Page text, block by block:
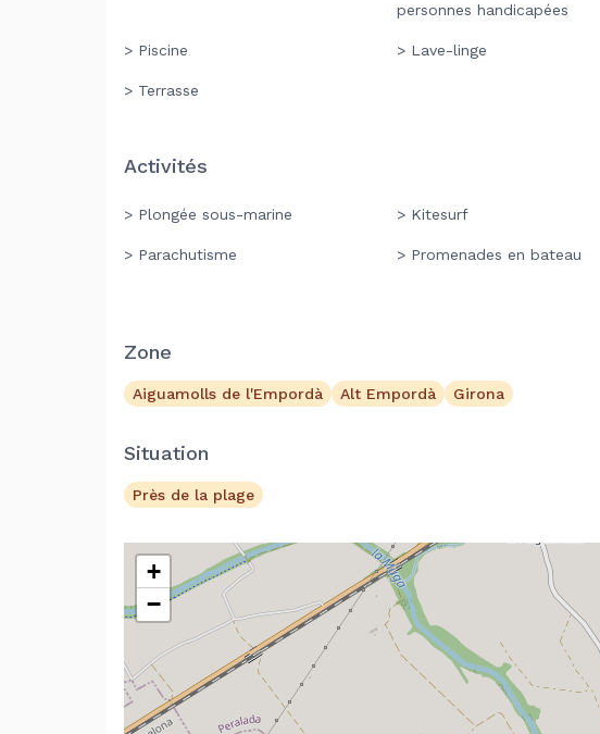
personnes handicapées
> Piscine > Lave-linge
> Terrasse
Activités
> Plongée sous-marine > Kitesurf
> Parachutisme > Promenades en bateau
Zone
Aiguamolls de l'Empordà Alt Empordà Girona
Situation
Près de la plage
+
−